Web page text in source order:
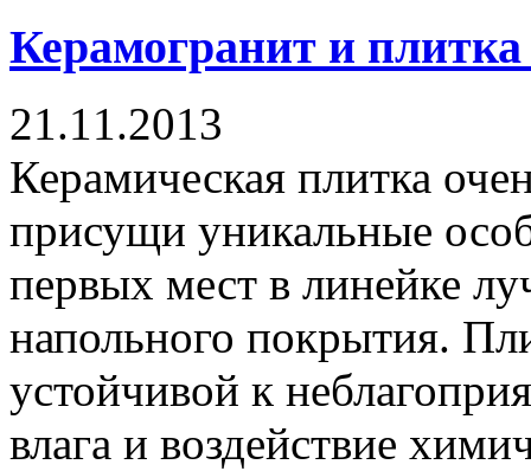
Керамогранит и
21.11.2013
Керамическая плитка
присущи уникальные
первых мест в линейке
напольного покрытия.
устойчивой к
влага и воздействие